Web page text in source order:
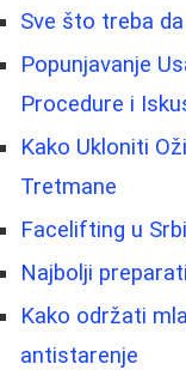
Sve što treba
Popunjavanje
Procedure i
Kako Ukloniti
Tretmane
Facelifting u
Najbolji
Kako održati
antistarenje